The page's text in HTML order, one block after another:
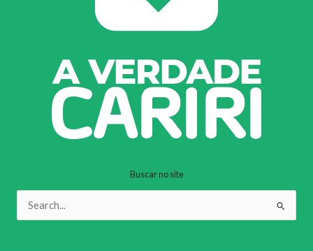
Buscar no site
Pesquisar